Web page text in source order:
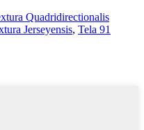
Quadridirectionalis
Jerseyensis, Tela 91